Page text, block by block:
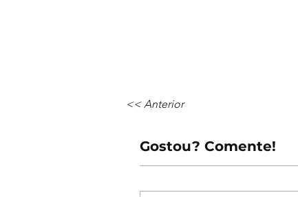
<< Anterior
Gostou? Comente!